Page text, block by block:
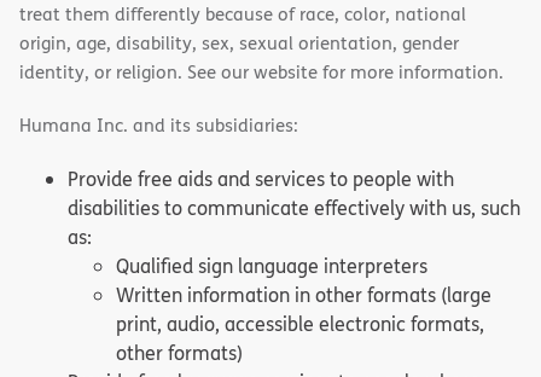
treat them differently because of race, color, national
origin, age, disability, sex, sexual orientation, gender
identity, or religion. See our website for more information.
Humana Inc. and its subsidiaries:
Provide free aids and services to people with
disabilities to communicate effectively with us, such
as:
Qualified sign language interpreters
Written information in other formats (large
print, audio, accessible electronic formats,
other formats)